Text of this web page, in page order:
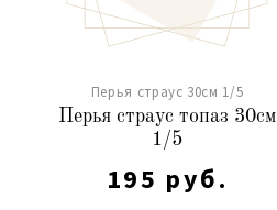
Перья страус 30см 1/5
Перья страус топаз 30см
1/5
195 руб.